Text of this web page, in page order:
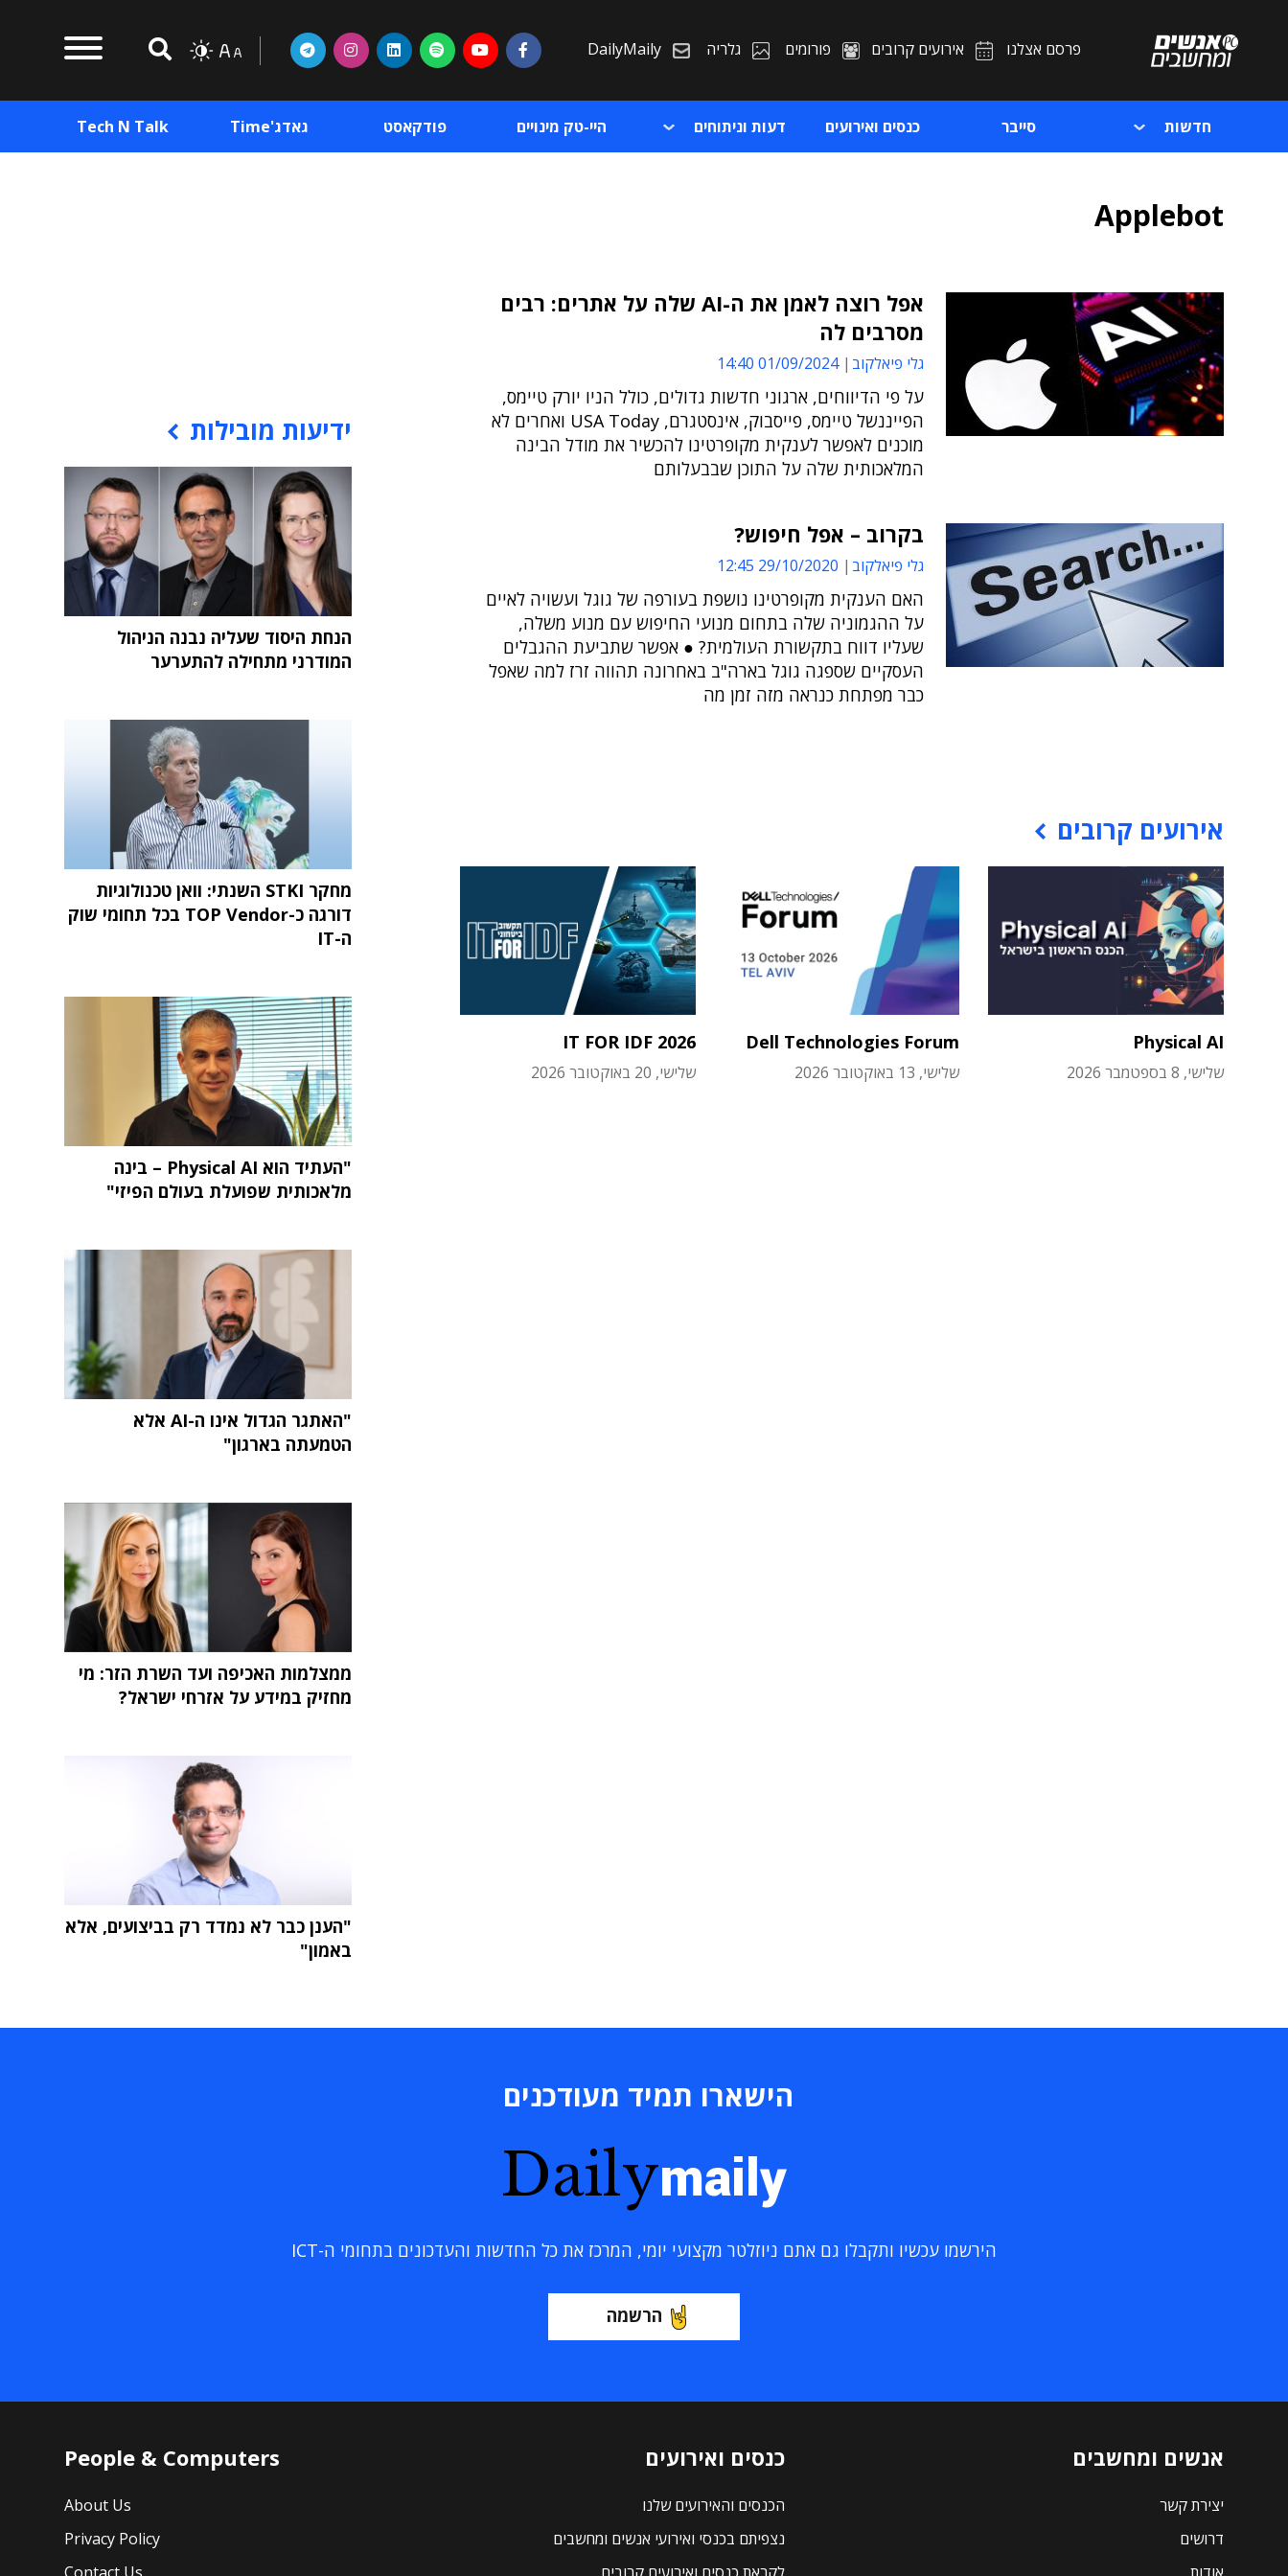
פרסם אצלנו אירועים קרובים פורומים גלריה DailyMaily
חדשות סייבר כנסים ואירועים דעות וניתוחים היי-טק מינויים פודקאסט גאדג'Time Tech N Talk
Applebot
אפל רוצה לאמן את ה-AI שלה על אתרים: רבים
מסרבים לה
גלי פיאלקוב 01/09/2024 14:40
על פי הדיווחים, ארגוני חדשות גדולים, כולל הניו יורק טיימס,
הפייננשל טיימס, פייסבוק, אינסטגרם, USA Today ואחרים לא
מוכנים לאפשר לענקית מקופרטינו להכשיר את מודל הבינה
המלאכותית שלה על התוכן שבבעלותם
בקרוב – אפל חיפוש?
גלי פיאלקוב 29/10/2020 12:45
האם הענקית מקופרטינו נושפת בעורפה של גוגל ועשויה לאיים
על ההגמוניה שלה בתחום מנועי החיפוש עם מנוע משלה,
שעליו דווח בתקשורת העולמית? ● אפשר שתביעת ההגבלים
העסקיים שספגה גוגל בארה"ב באחרונה תהווה זרז למה שאפל
כבר מפתחת כנראה מזה זמן מה
אירועים קרובים
Physical AI
שלישי, 8 בספטמבר 2026
Dell Technologies Forum
שלישי, 13 באוקטובר 2026
IT FOR IDF 2026
שלישי, 20 באוקטובר 2026
ידיעות מובילות
הנחת היסוד שעליה נבנה הניהול
המודרני מתחילה להתערער
מחקר STKI השנתי: וואן טכנולוגיות
דורגה כ-TOP Vendor בכל תחומי שוק
ה-IT
"העתיד הוא Physical AI – בינה
מלאכותית שפועלת בעולם הפיזי"
"האתגר הגדול אינו ה-AI אלא
הטמעתה בארגון"
ממצלמות האכיפה ועד השרת הזר: מי
מחזיק במידע על אזרחי ישראל?
"הענן כבר לא נמדד רק בביצועים, אלא
באמון"
הישארו תמיד מעודכנים
Dailymaily
הירשמו עכשיו ותקבלו גם אתם ניוזלטר מקצועי יומי, המרכז את כל החדשות והעדכונים בתחומי ה-ICT
הרשמה
אנשים ומחשבים
יצירת קשר
דרושים
כנסים ואירועים
הכנסים והאירועים שלנו
נצפיתם בכנסי ואירועי אנשים ומחשבים
People & Computers
About Us
Privacy Policy